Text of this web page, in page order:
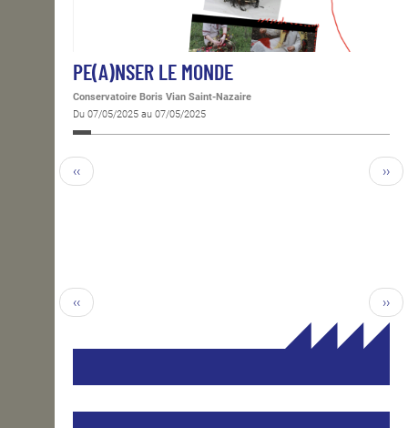
PE(A)NSER LE MONDE
Conservatoire Boris Vian Saint-Nazaire
Du 07/05/2025 au 07/05/2025
‹‹ ››
‹‹ ››